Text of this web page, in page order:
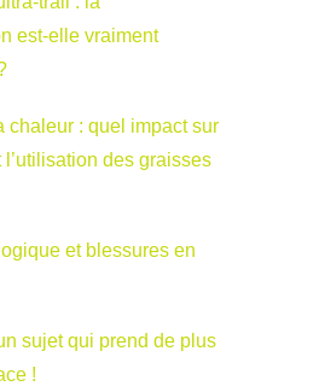
est-elle vraiment
chaleur : quel impact sur
l’utilisation des graisses
et blessures en
sujet qui prend de plus
!